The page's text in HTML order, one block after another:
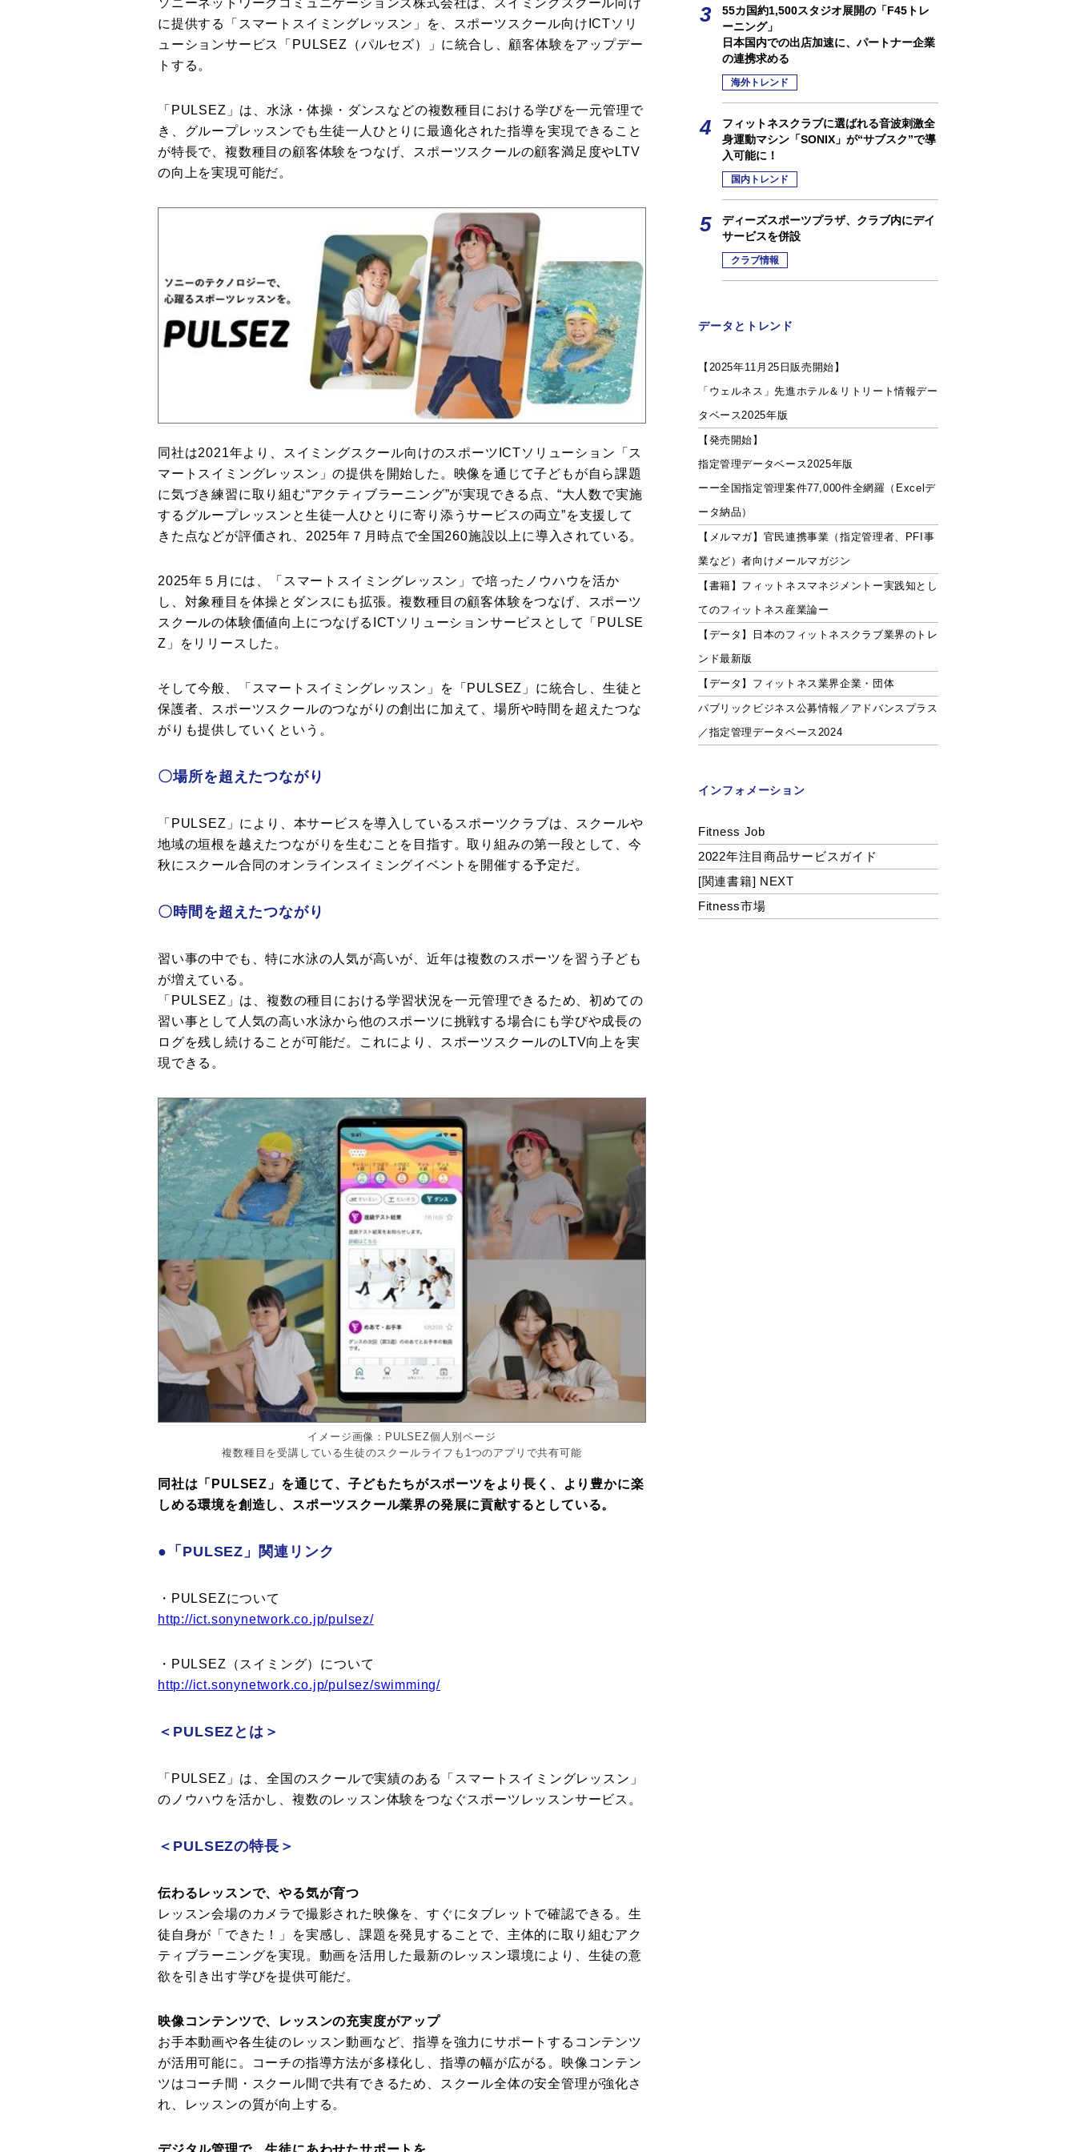
に提供する「スマートスイミングレッスン」を、スポーツスクール向けICTソリ
ューションサービス「PULSEZ（パルセズ）」に統合し、顧客体験をアップデー
トする。
「PULSEZ」は、水泳・体操・ダンスなどの複数種目における学びを一元管理で
き、グループレッスンでも生徒一人ひとりに最適化された指導を実現できること
が特長で、複数種目の顧客体験をつなげ、スポーツスクールの顧客満足度やLTV
の向上を実現可能だ。
同社は2021年より、スイミングスクール向けのスポーツICTソリューション「ス
マートスイミングレッスン」の提供を開始した。映像を通じて子どもが自ら課題
に気づき練習に取り組む“アクティブラーニング”が実現できる点、“大人数で実施
するグループレッスンと生徒一人ひとりに寄り添うサービスの両立”を支援して
きた点などが評価され、2025年７月時点で全国260施設以上に導入されている。
2025年５月には、「スマートスイミングレッスン」で培ったノウハウを活か
し、対象種目を体操とダンスにも拡張。複数種目の顧客体験をつなげ、スポーツ
スクールの体験価値向上につなげるICTソリューションサービスとして「PULSE
Z」をリリースした。
そして今般、「スマートスイミングレッスン」を「PULSEZ」に統合し、生徒と
保護者、スポーツスクールのつながりの創出に加えて、場所や時間を超えたつな
がりも提供していくという。
〇場所を超えたつながり
「PULSEZ」により、本サービスを導入しているスポーツクラブは、スクールや
地域の垣根を越えたつながりを生むことを目指す。取り組みの第一段として、今
秋にスクール合同のオンラインスイミングイベントを開催する予定だ。
〇時間を超えたつながり
習い事の中でも、特に水泳の人気が高いが、近年は複数のスポーツを習う子ども
が増えている。
「PULSEZ」は、複数の種目における学習状況を一元管理できるため、初めての
習い事として人気の高い水泳から他のスポーツに挑戦する場合にも学びや成長の
ログを残し続けることが可能だ。これにより、スポーツスクールのLTV向上を実
現できる。
イメージ画像：PULSEZ個人別ページ
複数種目を受講している生徒のスクールライフも1つのアプリで共有可能
同社は「PULSEZ」を通じて、子どもたちがスポーツをより長く、より豊かに楽
しめる環境を創造し、スポーツスクール業界の発展に貢献するとしている。
●「PULSEZ」関連リンク
・PULSEZについて
http://ict.sonynetwork.co.jp/pulsez/
・PULSEZ（スイミング）について
http://ict.sonynetwork.co.jp/pulsez/swimming/
＜PULSEZとは＞
「PULSEZ」は、全国のスクールで実績のある「スマートスイミングレッスン」
のノウハウを活かし、複数のレッスン体験をつなぐスポーツレッスンサービス。
＜PULSEZの特長＞
伝わるレッスンで、やる気が育つ
レッスン会場のカメラで撮影された映像を、すぐにタブレットで確認できる。生
徒自身が「できた！」を実感し、課題を発見することで、主体的に取り組むアク
ティブラーニングを実現。動画を活用した最新のレッスン環境により、生徒の意
欲を引き出す学びを提供可能だ。
映像コンテンツで、レッスンの充実度がアップ
お手本動画や各生徒のレッスン動画など、指導を強力にサポートするコンテンツ
が活用可能に。コーチの指導方法が多様化し、指導の幅が広がる。映像コンテン
ツはコーチ間・スクール間で共有できるため、スクール全体の安全管理が強化さ
れ、レッスンの質が向上する。
デジタル管理で、生徒にあわせたサポートを
55カ国約1,500スタジオ展開の「F45トレ
ーニング」
日本国内での出店加速に、パートナー企業
の連携求める
海外トレンド
フィットネスクラブに選ばれる音波刺激全
身運動マシン「SONIX」が“サブスク”で導
入可能に！
国内トレンド
ディーズスポーツプラザ、クラブ内にデイ
サービスを併設
クラブ情報
データとトレンド
【2025年11月25日販売開始】
「ウェルネス」先進ホテル＆リトリート情報デー
タベース2025年版
【発売開始】
指定管理データベース2025年版
ーー全国指定管理案件77,000件全網羅（Excelデ
ータ納品）
【メルマガ】官民連携事業（指定管理者、PFI事
業など）者向けメールマガジン
【書籍】フィットネスマネジメントー実践知とし
てのフィットネス産業論ー
【データ】日本のフィットネスクラブ業界のトレ
ンド最新版
【データ】フィットネス業界企業・団体
パブリックビジネス公募情報／アドバンスプラス
／指定管理データベース2024
インフォメーション
Fitness Job
2022年注目商品サービスガイド
[関連書籍] NEXT
Fitness市場